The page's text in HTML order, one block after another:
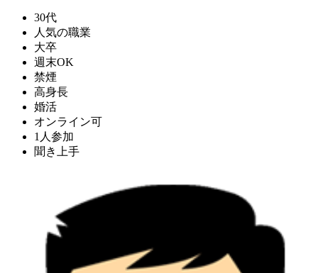
30代
人気の職業
大卒
週末OK
禁煙
高身長
婚活
オンライン可
1人参加
聞き上手